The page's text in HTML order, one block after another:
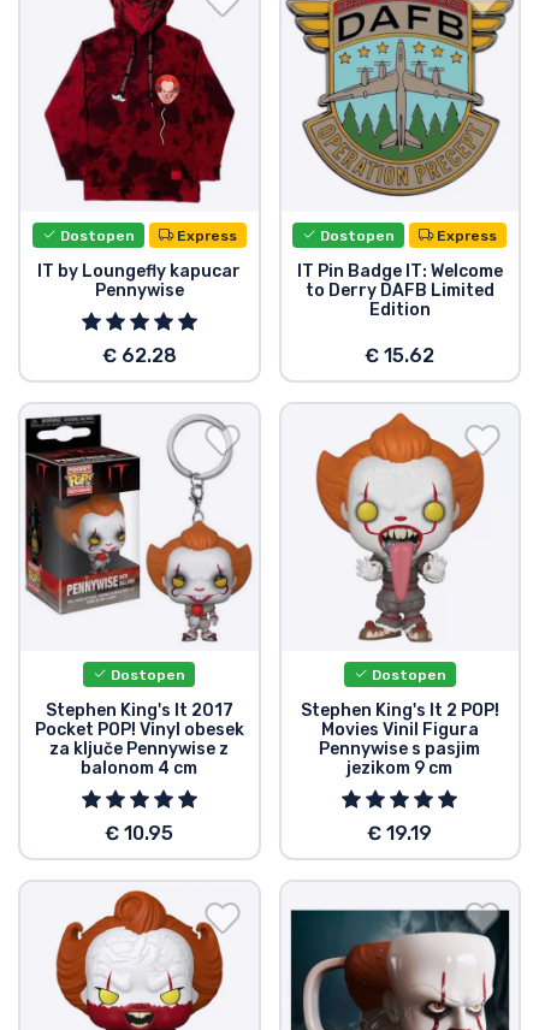
Dostopen Express
IT by Loungefly kapucar
Pennywise
€ 62.28
Dostopen Express
IT Pin Badge IT: Welcome
to Derry DAFB Limited
Edition
€ 15.62
Dostopen
Stephen King's It 2017
Pocket POP! Vinyl obesek
za ključe Pennywise z
balonom 4 cm
€ 10.95
Dostopen
Stephen King's It 2 POP!
Movies Vinil Figura
Pennywise s pasjim
jezikom 9 cm
€ 19.19